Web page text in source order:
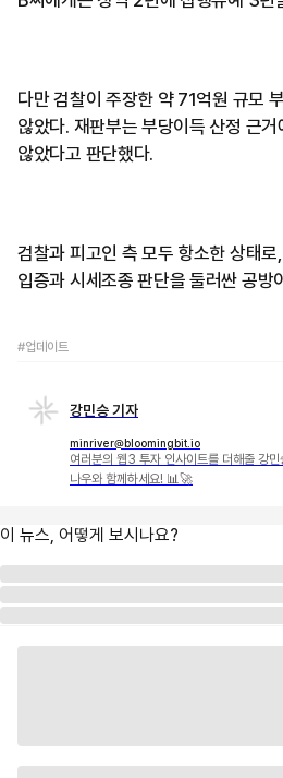
다만 검찰이 주장한 약 71억원 규모
않았다. 재판부는 부당이득 산정 근
않았다고 판단했다.
검찰과 피고인 측 모두 항소한 상태
입증과 시세조종 판단을 둘러싼 공방
#업데이트
강민승 기자
minriver@bloomingbit.io
여러분의 웹3 투자 인사이트를 더해줄 강
나우와 함께하세요! 📊🚀
이 뉴스, 어떻게 보시나요?